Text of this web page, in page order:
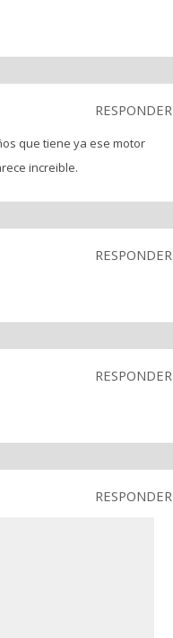
RESPONDER
que tiene ya ese motor
increible.
RESPONDER
RESPONDER
RESPONDER